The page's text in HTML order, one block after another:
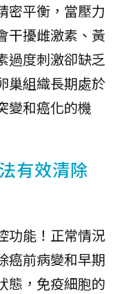
密平衡，當壓力
干擾雌激素、黃
過度刺激卻缺乏
巢組織長期處於
變和癌化的機
有效清除
功能！正常情況
癌前病變和早期
態，免疫細胞的